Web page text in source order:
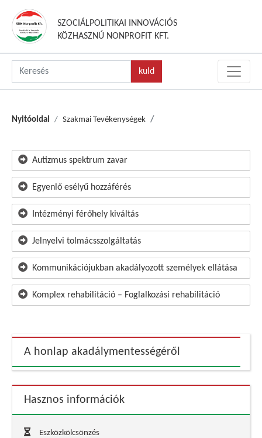
SZOCIÁLPOLITIKAI INNOVÁCIÓS
KÖZHASZNÚ NONPROFIT KFT.
Nyitóoldal Szakmai Tevékenységek
Autizmus spektrum zavar
Egyenlő esélyű hozzáférés
Intézményi férőhely kiváltás
Jelnyelvi tolmácsszolgáltatás
Kommunikációjukban akadályozott személyek ellátása
Komplex rehabilitáció – Foglalkozási rehabilitáció
A honlap akadálymentességéről
Hasznos információk
Eszközkölcsönzés